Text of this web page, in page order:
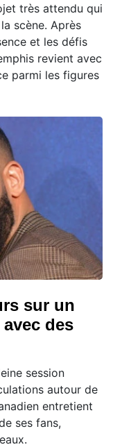
très attendu qui
scène. Après
et les défis
revient avec
parmi les figures
sur un
des
session
autour de
entretient
ses fans,